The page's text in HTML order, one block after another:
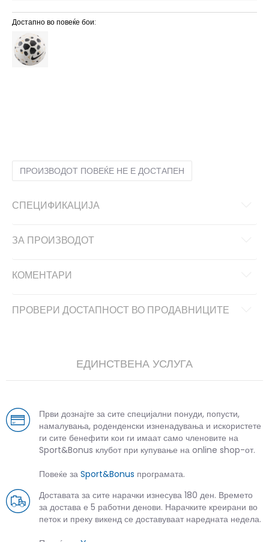
Достапно во повеќе бои:
ПРОИЗВОДОТ ПОВЕЌЕ НЕ Е ДОСТАПЕН
СПЕЦИФИКАЦИЈА
ЗА ПРОИЗВОДОТ
КОМЕНТАРИ
ПРОВЕРИ ДОСТАПНОСТ ВО ПРОДАВНИЦИТЕ
ЕДИНСТВЕНА УСЛУГА
Први дознајте за сите специјални понуди, попусти,
намалувања, роденденски изненадувања и искористете
ги сите бенефити кои ги имаат само членовите на
Sport&Bonus клубот при купување на online shop-от.
Повеќе за Sport&Bonus програмата.
Доставата за сите нарачки изнесува 180 ден. Времето
за достава е 5 работни денови. Нарачките креирани во
петок и преку викенд се доставуваат наредната недела.